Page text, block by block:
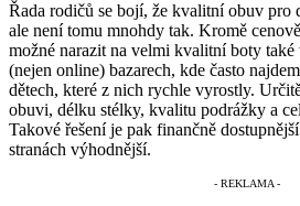
Řada rodičů se bojí, že kvalitní obuv pro
ale není tomu mnohdy tak. Kromě
možné narazit na velmi kvalitní boty také
(nejen online) bazarech, kde často
dětech, které z nich rychle vyrostly.
obuvi, délku stélky, kvalitu podrážky a
Takové řešení je pak finančně
stranách výhodnější.